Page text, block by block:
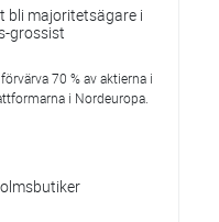
bli majoritetsägare i
grossist
70 % av aktierna i
i Nordeuropa.